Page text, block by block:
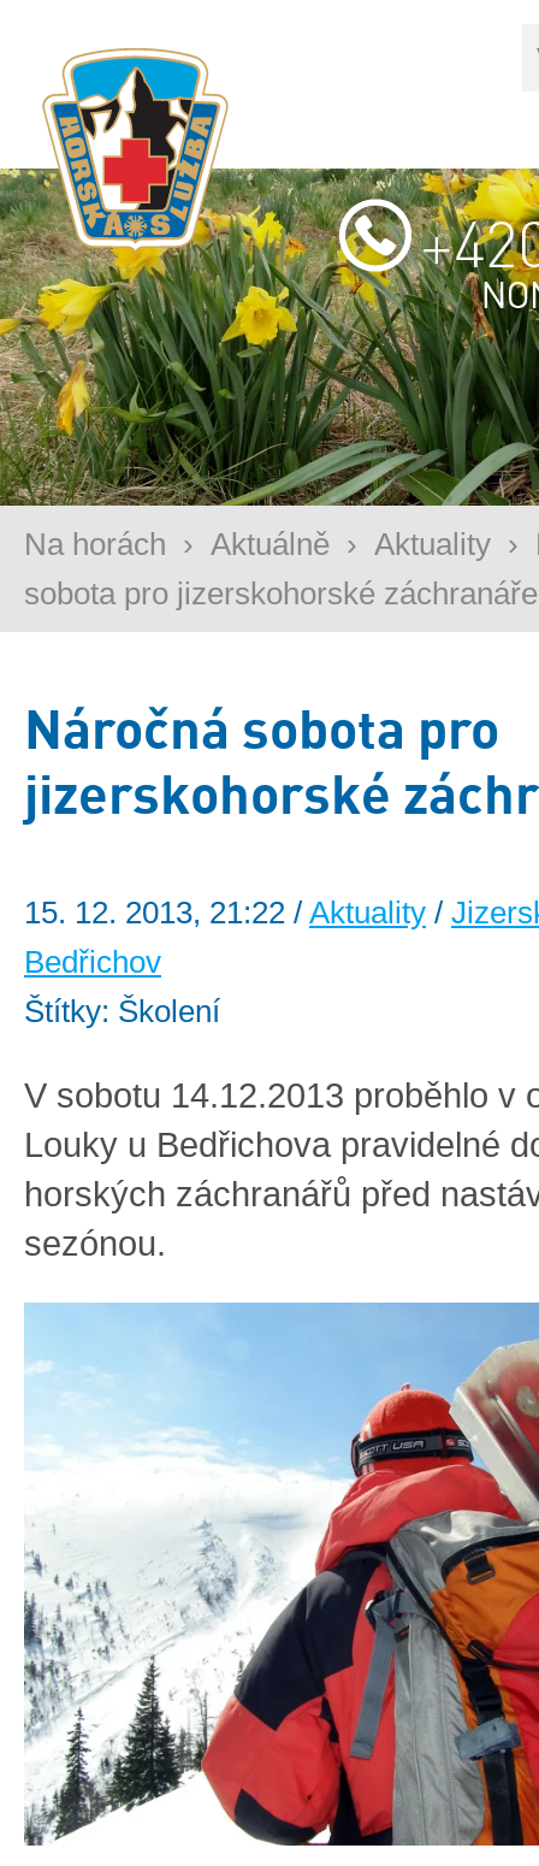
Na horách › Aktuálně › Aktuality ›
sobota pro jizerskohorské záchranáře
Náročná sobota pro
jizerskohorské
15. 12. 2013, 21:22 / Aktuality /
Bedřichov
Štítky: Školení
V sobotu 14.12.2013 proběhlo v
Louky u Bedřichova pravidelné
horských záchranářů před
sezónou.